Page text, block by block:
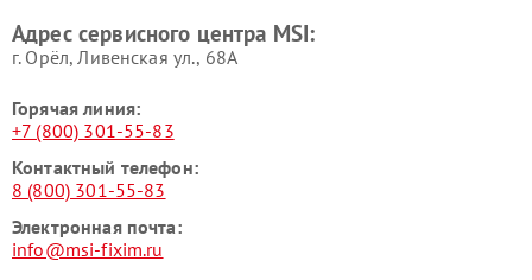
Адрес сервисного центра MSI:
г. Орёл, Ливенская ул., 68А
Горячая линия:
+7 (800) 301-55-83
Контактный телефон:
8 (800) 301-55-83
Электронная почта:
info@msi-fixim.ru